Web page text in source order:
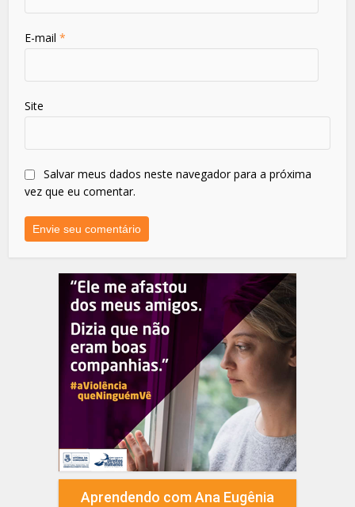
E-mail*
Site
Salvar meus dados neste navegador para a próxima
vez que eu comentar.
Aprendendo com Ana Eugênia